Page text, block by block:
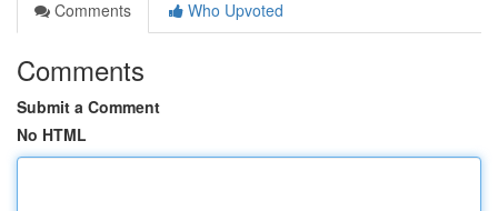
Comments
Who Upvoted
Comments
Submit a Comment
No HTML